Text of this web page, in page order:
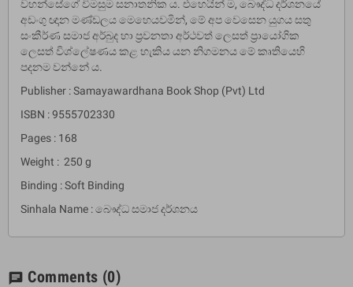
වහන්සේගේ විමසුම සනාතනික ය. එහෙයින් ම, බෞද්ධ දර්ශනයේ
අඩංගු ඥාන මණ්ඩලය මෙහෙයවමින්, මේ අප වෙසෙන යුගය සතු
සංකීර්ණ සමාජ අර්බුද හා ප‍්‍රවනතා අර්ථවත් ලෙසත් ප‍්‍රායෝගික
ලෙසත් විශ්ලේෂණය කළ හැකිය යන නිගමනය මේ කෘතියෙහි
පදනම වන්නේ ය.
Publisher : Samayawardhana Book Shop (Pvt) Ltd
ISBN : 9555702330
Pages : 168
Weight : 250 g
Binding : Soft Binding
Sinhala Name : බෞද්ධ සමාජ දර්ශනය
chat Comments (0)